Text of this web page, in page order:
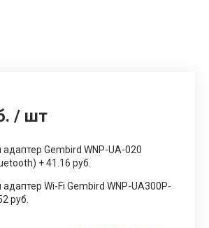
/ шт
адаптер Gembird WNP-UA-020
+ 41.16 руб.
адаптер Wi-Fi Gembird WNP-UA300P-
руб.